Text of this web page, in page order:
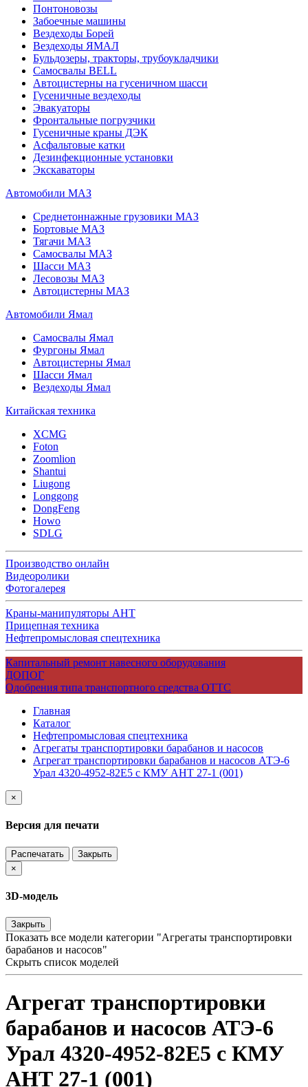
Понтоновозы
Забоечные машины
Вездеходы Борей
Вездеходы ЯМАЛ
Бульдозеры, тракторы, трубоукладчики
Самосвалы BELL
Автоцистерны на гусеничном шасси
Гусеничные вездеходы
Эвакуаторы
Фронтальные погрузчики
Гусеничные краны ДЭК
Асфальтовые катки
Дезинфекционные установки
Экскаваторы
Автомобили МАЗ
Среднетоннажные грузовики МАЗ
Бортовые МАЗ
Тягачи МАЗ
Самосвалы МАЗ
Шасси МАЗ
Лесовозы МАЗ
Автоцистерны МАЗ
Автомобили Ямал
Самосвалы Ямал
Фургоны Ямал
Автоцистерны Ямал
Шасси Ямал
Вездеходы Ямал
Китайская техника
XCMG
Foton
Zoomlion
Shantui
Liugong
Longgong
DongFeng
Howo
SDLG
Производство онлайн
Видеоролики
Фотогалерея
Краны-манипуляторы АНТ
Прицепная техника
Нефтепромысловая спецтехника
Капитальный ремонт навесного оборудования
ДОПОГ
Одобрения типа транспортного средства ОТТС
Главная
Каталог
Нефтепромысловая спецтехника
Агрегаты транспортировки барабанов и насосов
Агрегат транспортировки барабанов и насосов АТЭ-6
Урал 4320-4952-82Е5 с КМУ АНТ 27-1 (001)
×
Версия для печати
Распечатать
Закрыть
×
3D-модель
Закрыть
Показать все модели категории "Агрегаты транспортировки
барабанов и насосов"
Скрыть список моделей
Агрегат транспортировки
барабанов и насосов АТЭ-6
Урал 4320-4952-82Е5 с КМУ
АНТ 27-1 (001)